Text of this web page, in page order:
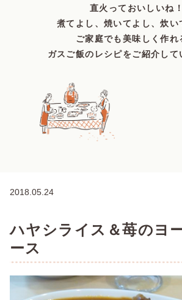
直火っておいしいね！
煮てよし、焼いてよし、炊い
ご家庭でも美味しく作れ
ガスご飯のレシピをご紹介して
2018.05.24
ハヤシライス＆苺のヨ
ース